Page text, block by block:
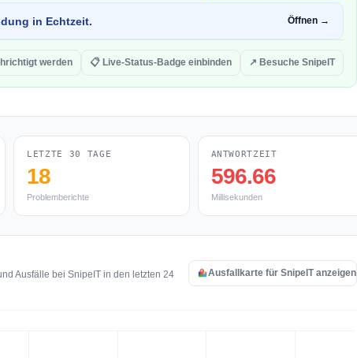
in Echtzeit. Öffnen →
werden 📋 Live-Status-Badge einbinden ↗ Besuche SnipeIT
LETZTE 30 TAGE
18
Problemberichte
ANTWORTZEIT
596.66
Millisekunden
Ausfälle bei SnipeIT in den letzten 24
Ausfallkarte für SnipeIT anzeigen